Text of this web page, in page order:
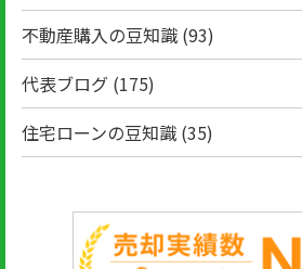
不動産購入の豆知識 (93)
代表ブログ (175)
住宅ローンの豆知識 (35)